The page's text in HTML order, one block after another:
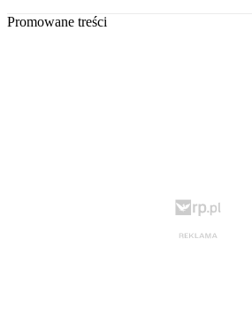
Promowane treści